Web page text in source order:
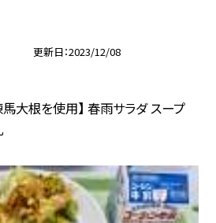
更新日 2023/12/08
大根を使用】 春雨サラダ スープ